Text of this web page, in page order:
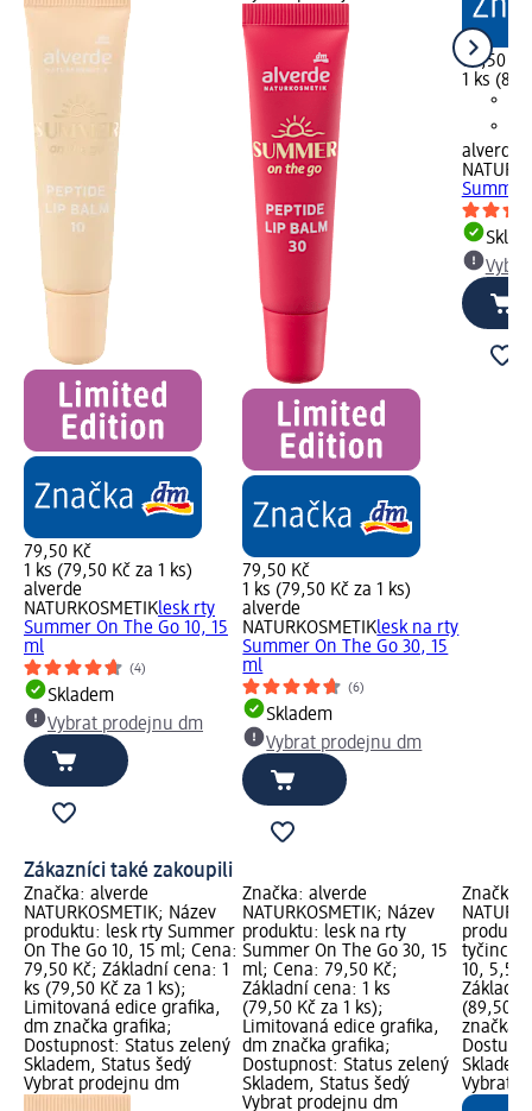
79,50 Kč
1 ks (79,50 Kč za 1 ks)
alverde
NATURKOSMETIKlesk rty
Summer On The Go 10, 15
ml
(4)
Skladem
Vybrat prodejnu dm
79,50 Kč
1 ks (79,50 Kč za 1 ks)
alverde
NATURKOSMETIKlesk na rty
Summer On The Go 30, 15
ml
(6)
Skladem
Vybrat prodejnu dm
89,50 Kč
1 ks
alverde
Zákazníci také zakoupili
Značka: alverde
NATURKOSMETIK; Název
produktu: lesk rty Summer
On The Go 10, 15 ml; Cena:
79,50 Kč; Základní cena: 1
ks (79,50 Kč za 1 ks);
Limitovaná edice grafika,
dm značka grafika;
Dostupnost: Status zelený
Skladem, Status šedý
Vybrat prodejnu dm
Značka: alverde
NATURKOSMETIK; Název
produktu: lesk na rty
Summer On The Go 30, 15
ml; Cena: 79,50 Kč;
Základní cena: 1 ks
(79,50 Kč za 1 ks);
Limitovaná edice grafika,
dm značka grafika;
Dostupnost: Status zelený
Skladem, Status šedý
Vybrat prodejnu dm
Značka:
tyčince
10, 5,5
Základní
(89,50
značka
Vybrat